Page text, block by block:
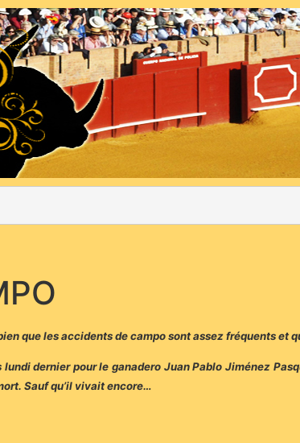
que les accidents de campo sont assez fréquents et
dernier pour le ganadero Juan Pablo Jiménez
Sauf qu’il vivait encore…